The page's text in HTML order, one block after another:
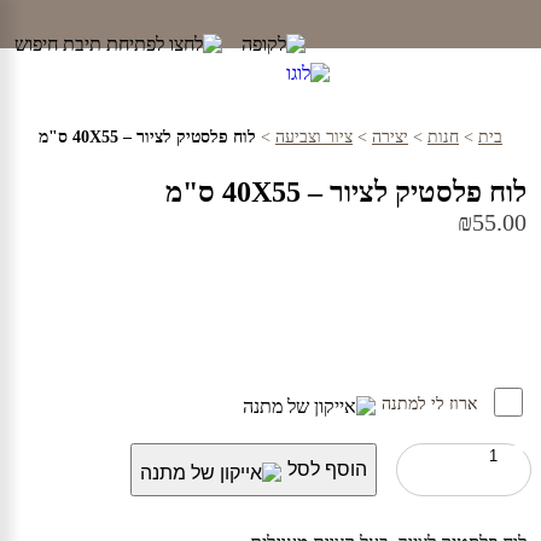
content
בית > חנות > יצירה > ציור וצביעה > לוח פלסטיק לציור – 40X55 ס"מ
לוח פלסטיק לציור – 40X55 ס"מ
₪55.00
ארוז לי למתנה
כמות
לוח
הוסף לסל